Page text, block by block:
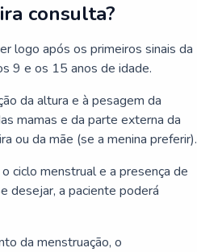
consulta?
logo após os primeiros sinais da
9 e os 15 anos de idade.
da altura e à pesagem da
mamas e da parte externa da
ou da mãe (se a menina preferir).
ciclo menstrual e a presença de
desejar, a paciente poderá
da menstruação, o